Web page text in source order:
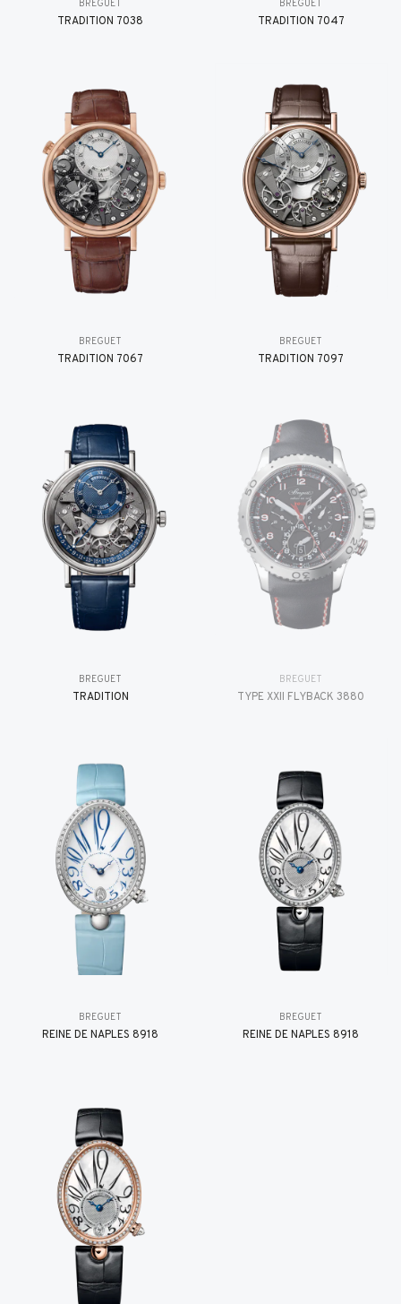
BREGUET
TRADITION 7038
BREGUET
TRADITION 7047
BREGUET
TRADITION 7067
BREGUET
TRADITION 7097
BREGUET
TRADITION
BREGUET
TYPE XXII FLYBACK 3880
BREGUET
REINE DE NAPLES 8918
BREGUET
REINE DE NAPLES 8918